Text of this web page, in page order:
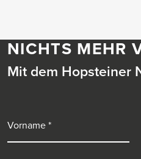
NICHTS MEHR
Mit dem Hopsteiner